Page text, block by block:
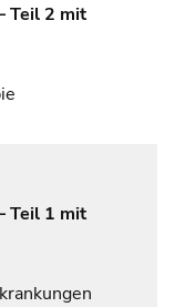
Teil 2 mit
Teil 1 mit